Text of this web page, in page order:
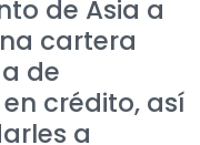
de Asia a
cartera
de
crédito, así
a